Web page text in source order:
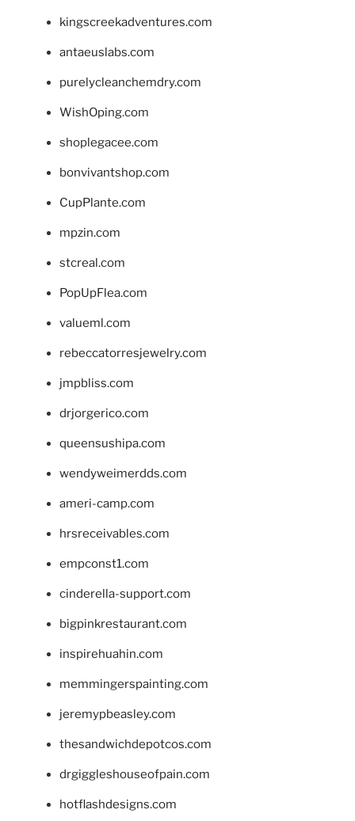
kingscreekadventures.com
antaeuslabs.com
purelycleanchemdry.com
WishOping.com
shoplegacee.com
bonvivantshop.com
CupPlante.com
mpzin.com
stcreal.com
PopUpFlea.com
valueml.com
rebeccatorresjewelry.com
jmpbliss.com
drjorgerico.com
queensushipa.com
wendyweimerdds.com
ameri-camp.com
hrsreceivables.com
empconst1.com
cinderella-support.com
bigpinkrestaurant.com
inspirehuahin.com
memmingerspainting.com
jeremypbeasley.com
thesandwichdepotcos.com
drgiggleshouseofpain.com
hotflashdesigns.com